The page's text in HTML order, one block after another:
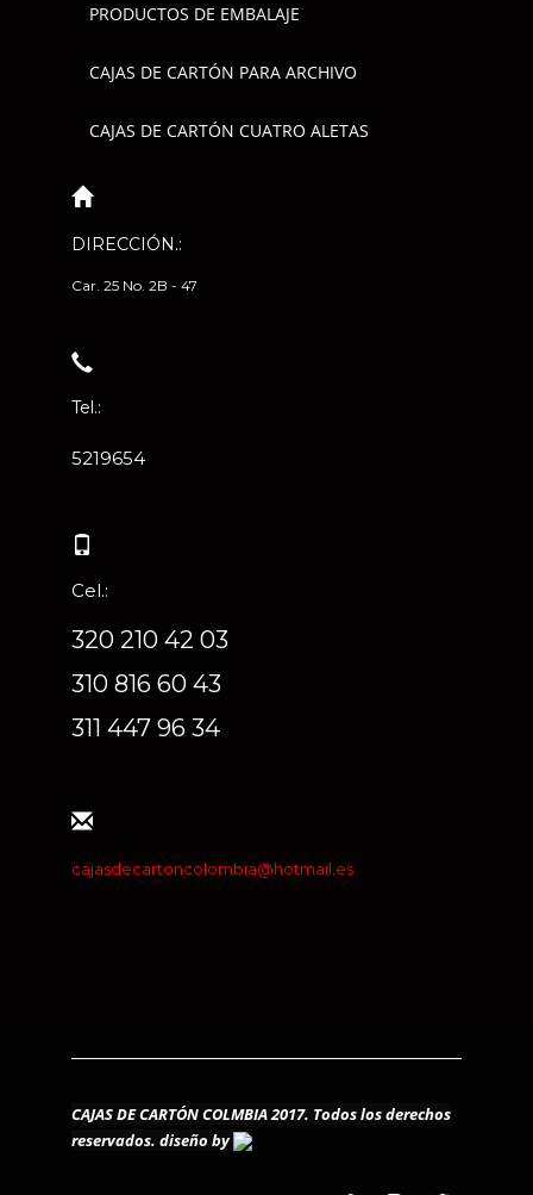
PRODUCTOS DE EMBALAJE
CAJAS DE CARTÓN PARA ARCHIVO
CAJAS DE CARTÓN CUATRO ALETAS
DIRECCIÓN.:
Car. 25 No. 2B - 47
Tel.:
5219654
Cel.:
320 210 42 03
310 816 60 43
311 447 96 34
cajasdecartoncolombia@hotmail.es
CAJAS DE CARTÓN COLMBIA 2017. Todos los derechos
reservados. diseño by